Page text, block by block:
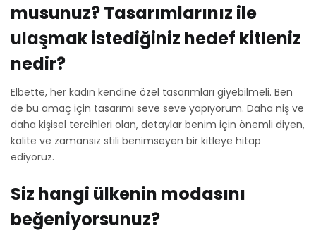
musunuz? Tasarımlarınız ile
ulaşmak istediğiniz hedef kitleniz
nedir?
Elbette, her kadın kendine özel tasarımları giyebilmeli. Ben
de bu amaç için tasarımı seve seve yapıyorum. Daha niş ve
daha kişisel tercihleri olan, detaylar benim için önemli diyen,
kalite ve zamansız stili benimseyen bir kitleye hitap
ediyoruz.
Siz hangi ülkenin modasını
beğeniyorsunuz?